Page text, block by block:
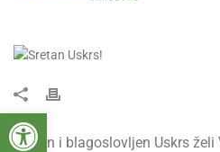
Open toolbar
Sretan i blagoslovljen Uskrs želi